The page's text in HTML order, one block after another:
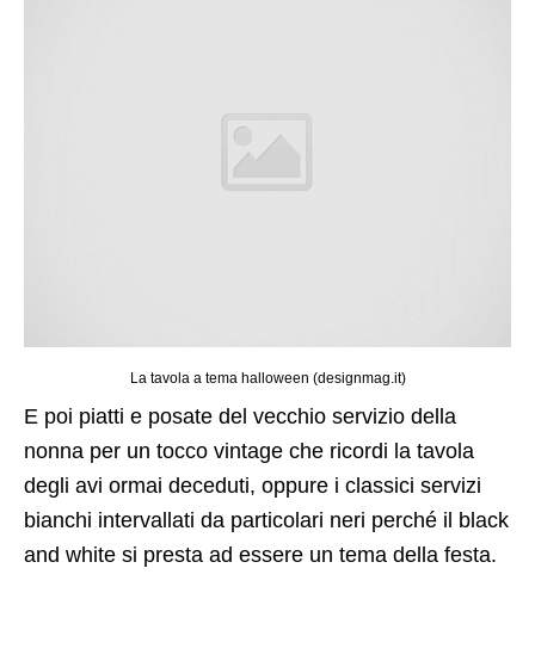
La tavola a tema halloween (designmag.it)
E poi piatti e posate del vecchio servizio della
nonna per un tocco vintage che ricordi la tavola
degli avi ormai deceduti, oppure i classici servizi
bianchi intervallati da particolari neri perché il black
and white si presta ad essere un tema della festa.